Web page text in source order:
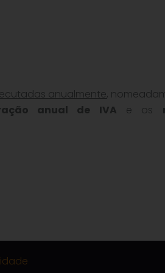
anualmente,
anual de IVA e os